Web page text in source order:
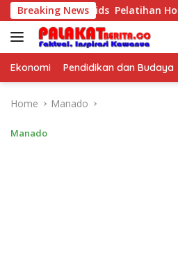
Skip
to
content
Breaking NewsKids Pelatihan
Ekonomi Pendidikan dan Budaya
Home Manado
Manado